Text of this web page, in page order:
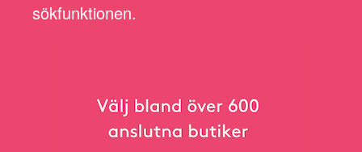
sökfunktionen.